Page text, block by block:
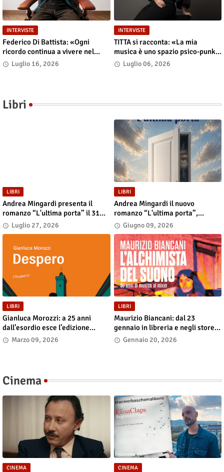
INTERVISTE
Federico Di Battista: «Ogni
ricordo continua a vivere nel
presente»
Luglio 16, 2026
INTERVISTE
TITTA si racconta: «La mia
musica è uno spazio psico-punk
in cui il corpo incarna le storie»
Luglio 06, 2026
Libri
LIBRI
Andrea Mingardi presenta il
romanzo “L'ultima porta” il 31
luglio alla Fiera di San Lazzaro
Luglio 27, 2026
LIBRI
Andrea Mingardi il nuovo
romanzo “L'ultima porta”,
disponibile in libreria e negli
store digitali
Giugno 09, 2026
LIBRI
Gianluca Morozzi: a 25 anni
dall’esordio esce l’edizione
definitiva di “Despero”, dal 13
Marzo 09, 2026
LIBRI
Maurizio Biancani: dal 23
gennaio in libreria e negli store
digitali “L’alchimista del suono.
Gennaio 20, 2026
Cinema
CINEMA CINEMA